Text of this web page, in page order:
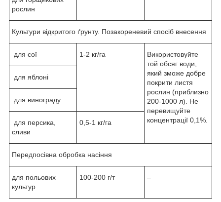
рослин
Культури відкритого ґрунту. Позакореневий спосіб внесення
для сої 1-2 кг/га
Використовуйте
той обсяг води,
який зможе добре
покрити листя
рослин (приблизно
200-1000 л). Не
перевищуйте
концентрації 0,1%.
для яблоні
для винограду
для персика,
сливи
0,5-1 кг/га
Передпосівна обробка насіння
для польових
культур
100-200 г/т –